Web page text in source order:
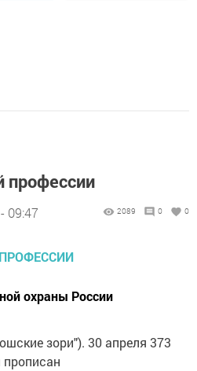
профессии
09:47 2089 0 0
охраны России
зори"). 30 апреля 373